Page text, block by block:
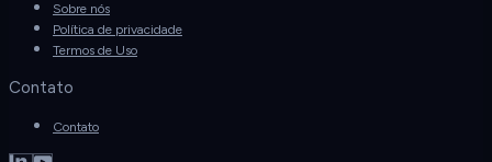
Sobre nós
Política de privacidade
Termos de Uso
Contato
Contato